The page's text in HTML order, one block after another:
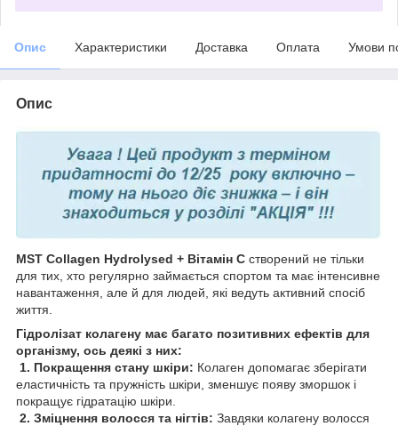
Опис Характеристики Доставка Оплата Умови
Опис
MST Collagen Hydrolysed + Вітамін С створений не тільки
для тих, хто регулярно займається спортом та має інтенсивне
навантаження, але й для людей, які ведуть активний спосіб
життя.
Гідролізат колагену має багато позитивних ефектів для
організму, ось деякі з них:
1. Покращення стану шкіри: Колаген допомагає зберігати
еластичність та пружність шкіри, зменшує появу зморшок і
покращує гідратацію шкіри.
2. Зміцнення волосся та нігтів: Завдяки колагену волосся